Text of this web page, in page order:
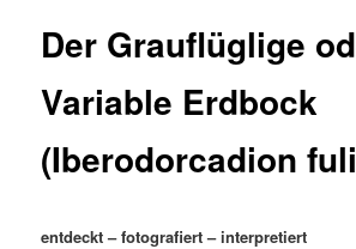
Der Grauflüglige
Variable Erdbock
(Iberodorcadion
entdeckt – fotografiert – interpretiert